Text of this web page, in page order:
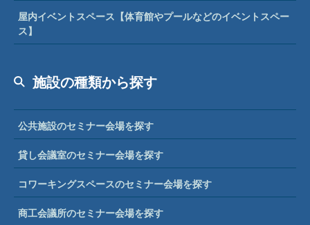
屋内イベントスペース【体育館やプールなどのイベントスペー
ス】
施設の種類から探す
公共施設のセミナー会場を探す
貸し会議室のセミナー会場を探す
コワーキングスペースのセミナー会場を探す
商工会議所のセミナー会場を探す